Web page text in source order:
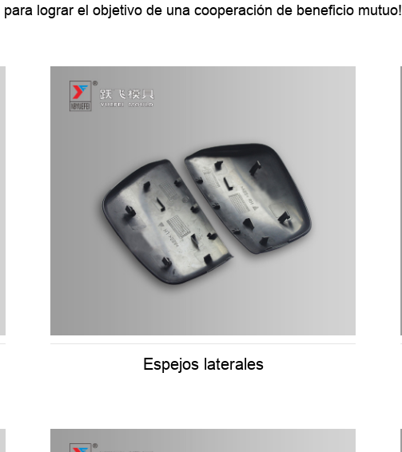
para lograr el objetivo de una cooperación de beneficio mutuo!
Espejos laterales